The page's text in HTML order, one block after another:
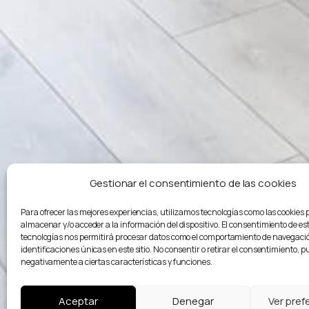
Gestionar el consentimiento de las cookies
Para ofrecer las mejores experiencias, utilizamos tecnologías como las cookies
almacenar y/o acceder a la información del dispositivo. El consentimiento de
tecnologías nos permitirá procesar datos como el comportamiento de
identificaciones únicas en este sitio. No consentir o retirar el consentimiento,
negativamente a ciertas características y funciones.
Aceptar Denegar VerCuándo